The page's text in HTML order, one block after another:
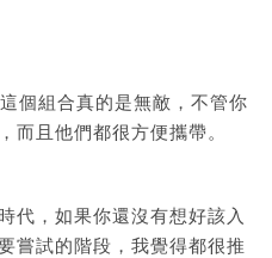
個組合真的是無敵，不管你
而且他們都很方便攜帶。
代，如果你還沒有想好該入
嘗試的階段，我覺得都很推